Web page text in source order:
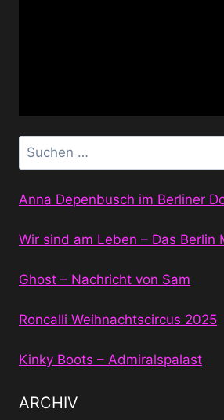
Suchen
nach:
Anna Depenbusch im Berliner
Wir sind am Leben – Das Berlin
Ghost – Nachricht von Sam
Roncalli Weihnachtscircus 2025
Kinky Boots – Admiralspalast
ARCHIV